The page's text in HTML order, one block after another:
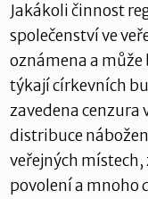
Jakákoli činnost
společenství ve
oznámena a může
týkají církevních
zavedena cenzura
distribuce
veřejných místech,
povolení a mnoho